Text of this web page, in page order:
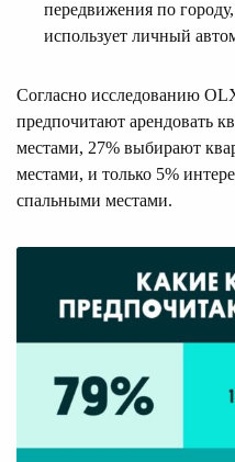
передвижения по
использует личный
Согласно исследованию
предпочитают арендовать
местами, 27% выбирают
местами, и только 5%
спальными местами.